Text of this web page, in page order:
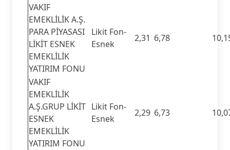
VAKIF
EMEKLİLİK A.Ş.
PARA PİYASASI
LİKİT ESNEK
EMEKLİLİK
YATIRIM FONU
Likit Fon-
Esnek
2,31 6,78
VAKIF
EMEKLİLİK
A.Ş.GRUP LİKİT
ESNEK
EMEKLİLİK
YATIRIM FONU
Likit Fon-
Esnek
2,29 6,73